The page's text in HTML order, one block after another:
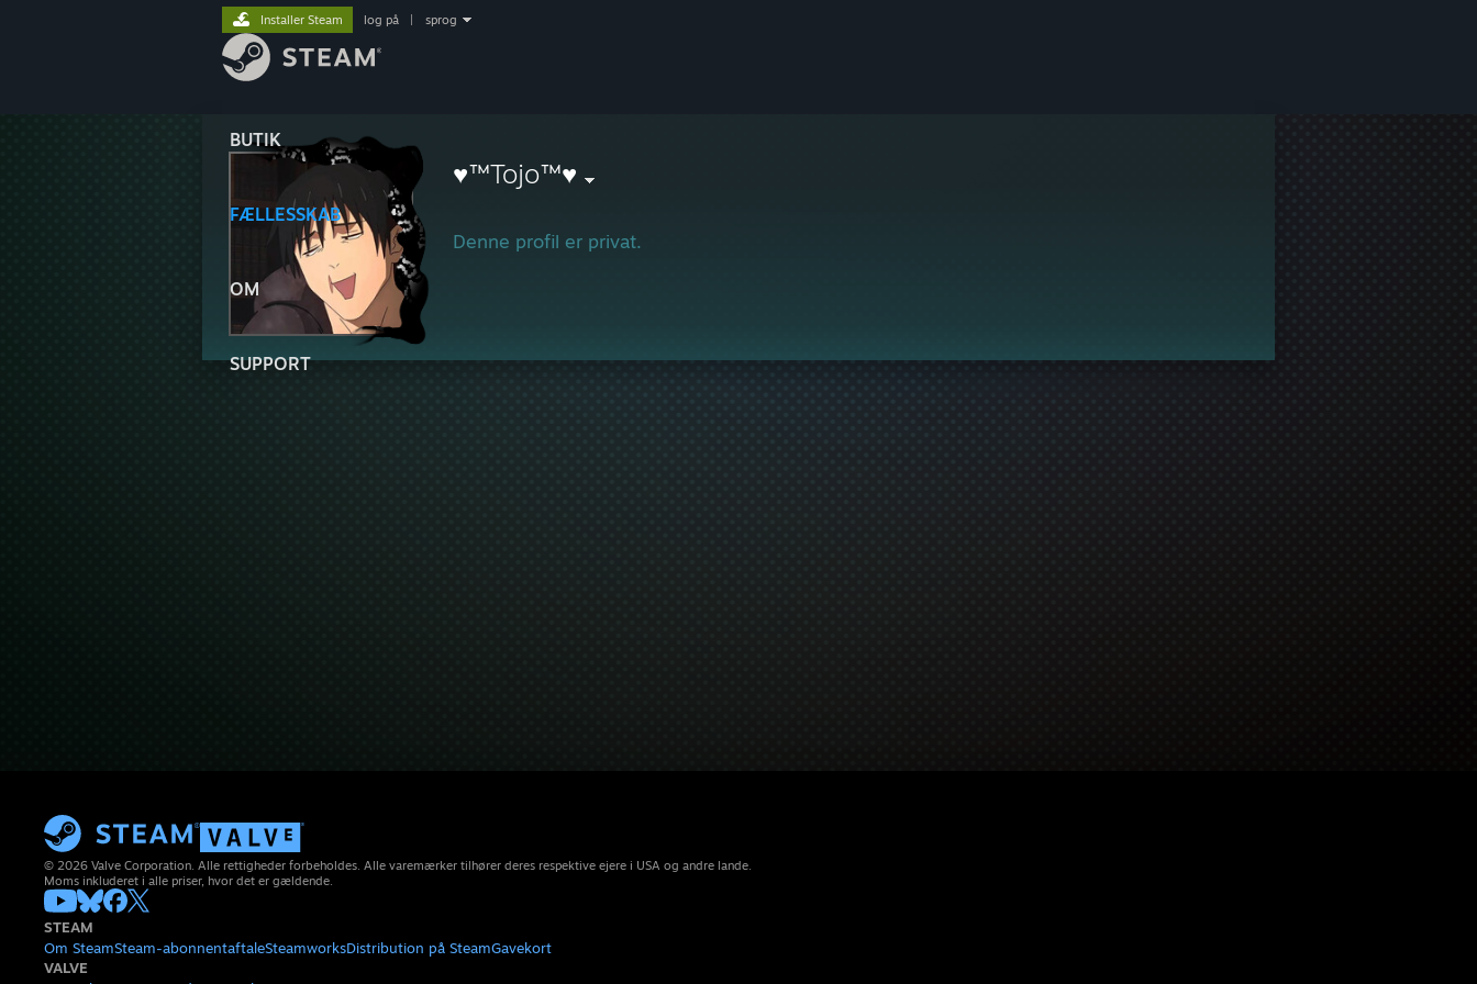
BUTIK
FÆLLESSKAB
OM
SUPPORT
Installer Steam log på sprog
♥™Tojo™♥
Denne profil er privat.
© 2026 Valve Corporation. Alle rettigheder forbeholdes. Alle varemærker tilhører deres respektive ejere i USA og andre lande.
Moms inkluderet i alle priser, hvor det er gældende.
STEAM
Om SteamSteam-abonnentaftaleSteamworksDistribution på SteamGavekort
VALVE